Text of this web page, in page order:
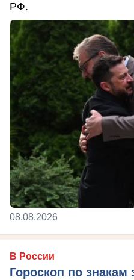
РФ.
08.08.2026
В России
Гороскоп по знакам